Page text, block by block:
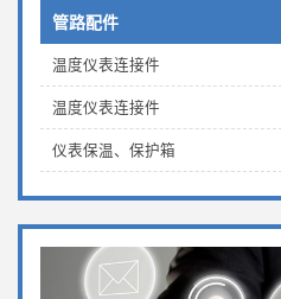
管路配件
温度仪表连接件
温度仪表连接件
仪表保温、保护箱